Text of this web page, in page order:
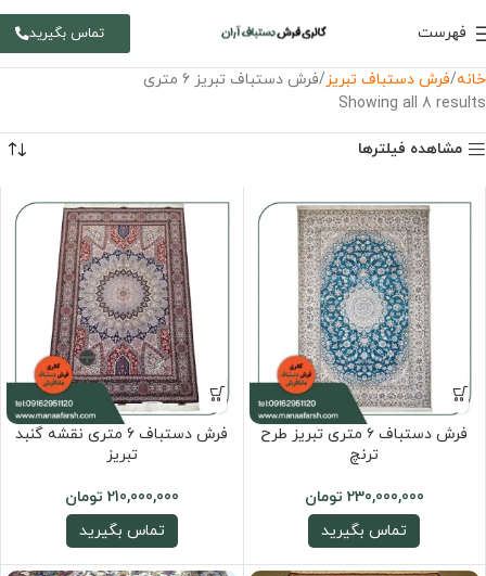
فهرست تماس بگیرید
خانه فرش دستباف تبریز فرش دستباف تبریز ۶ متری
Showing all 8 results
مشاهده فیلترها
فرش دستباف ۶ متری تبریز طرح
ترنچ
230,000,000 تومان
تماس بگیرید
فرش دستباف 6 متری نقشه گنبد
تبریز
210,000,000 تومان
تماس بگیرید